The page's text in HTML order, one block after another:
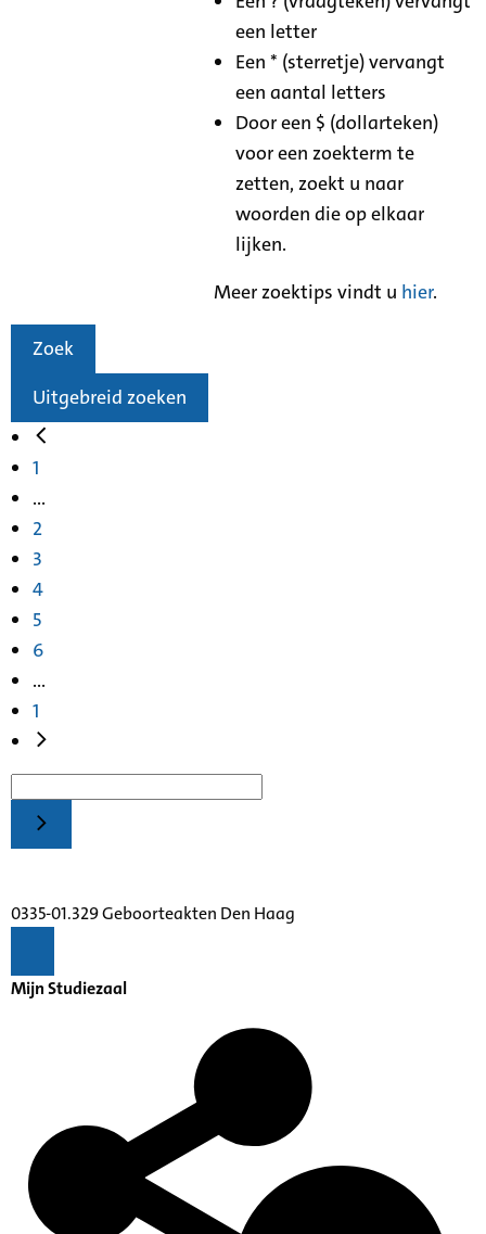
een letter
Een * (sterretje) vervangt
een aantal letters
Door een $ (dollarteken)
voor een zoekterm te
zetten, zoekt u naar
woorden die op elkaar
lijken.
Meer zoektips vindt u hier.
Zoek
Uitgebreid zoeken
1
...
2
3
4
5
6
...
1
0335-01.329 Geboorteakten Den Haag
Mijn Studiezaal